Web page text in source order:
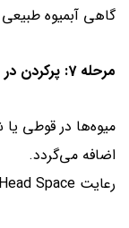
گاهی آبمیوه
مرحله 7: پرکردن در ظروف (Filling)
میوه‌ها در قوطی
اضافه می‌گردد.
رعایت Head Space (فضای خالی بالا) ضروری است.